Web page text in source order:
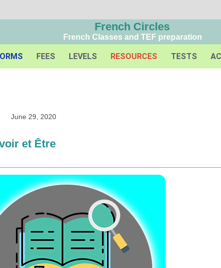
French Circles
French Classes and TEF preparation
FEES LEVELS RESOURCES TESTS
June 29, 2020
et Être